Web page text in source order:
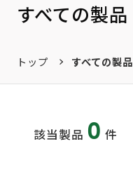
すべての製品
トップ すべての製品
該当製品 0 件